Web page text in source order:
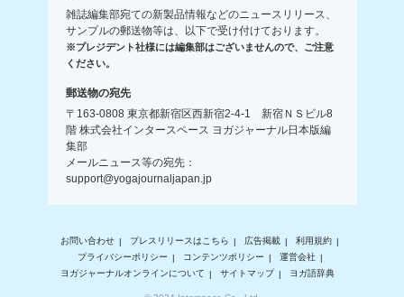
雑誌編集部宛ての新製品情報などのニュースリリース、
サンプルの郵送物等は、以下で受け付けております。
※プレジデント社様には編集部はございませんので、ご注意
ください。
郵送物の宛先
〒163-0808 東京都新宿区西新宿2-4-1 新宿ＮＳビル8
階 株式会社インタースペース ヨガジャーナル日本版編
集部
メールニュース等の宛先：
support@yogajournaljapan.jp
お問い合わせ プレスリリースはこちら 広告掲載
利用規約
プライバシーポリシー
コンテンツポリシー
運営会社
ヨガジャーナルオンラインについて
サイトマップ ヨガ語辞典